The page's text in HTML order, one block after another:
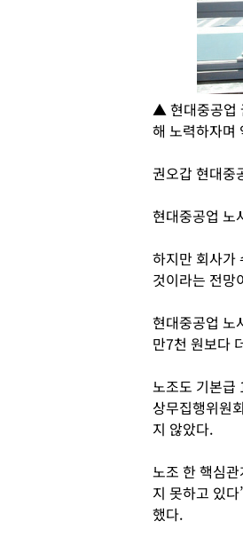
▲ 현대중공업
해 노력하자며
권오갑 현대중
현대중공업 노
하지만 회사가
것이라는 전망
현대중공업 노
만7천 원보다
노조도 기본급
상무집행위원
지 않았다.
노조 한 핵심
지 못하고 있
했다.